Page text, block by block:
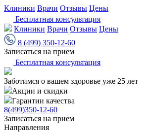
Клиники Врачи Отзывы Цены
Бесплатная консультация
Клиники Врачи Отзывы Цены
8 (499) 350-12-60
Записаться на прием
Бесплатная консультация
Заботимся о вашем здоровье уже 25 лет
Акции и скидки
Гарантии качества
8(499)350-12-60
Записаться на прием
Направления